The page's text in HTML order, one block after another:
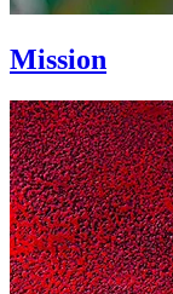
Mission